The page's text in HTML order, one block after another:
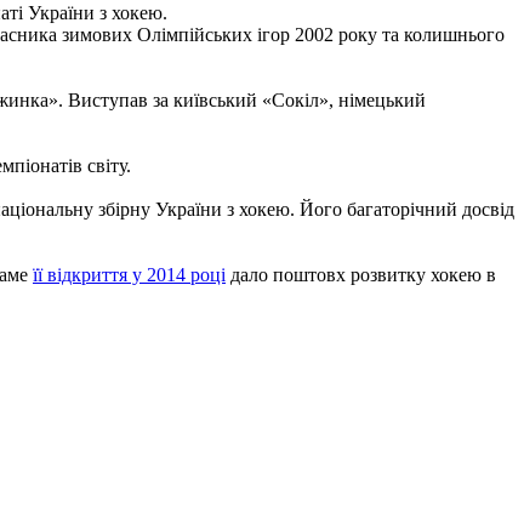
України з хокею.
зимових Олімпійських ігор 2002 року та колишнього
Виступав за київський «Сокіл», німецький
світу.
збірну України з хокею. Його багаторічний досвід
її відкриття у 2014 році дало поштовх розвитку хокею в